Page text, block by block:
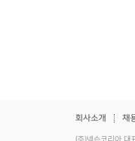
회사소개 채